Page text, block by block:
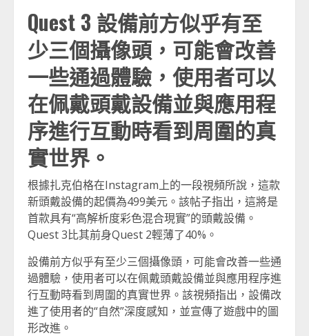
Quest 3 設備前方似乎有至
少三個攝像頭，可能會改善
一些通過體驗，使用者可以
在佩戴頭戴設備並與應用程
序進行互動時看到周圍的真
實世界。
根據扎克伯格在Instagram上的一段視頻所說，這款
新頭戴設備的起價為499美元。該帖子指出，這將是
首款具有“高解析度彩色混合現實”的頭戴設備。
Quest 3比其前身Quest 2輕薄了40%。
設備前方似乎有至少三個攝像頭，可能會改善一些通
過體驗，使用者可以在佩戴頭戴設備並與應用程序進
行互動時看到周圍的真實世界。該視頻指出，設備改
進了使用者的“自然”深度感知，並宣傳了遊戲中的圖
形改進。